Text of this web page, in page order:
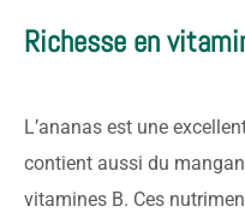
Richesse en
L’ananas est une
contient aussi du
vitamines B. Ces